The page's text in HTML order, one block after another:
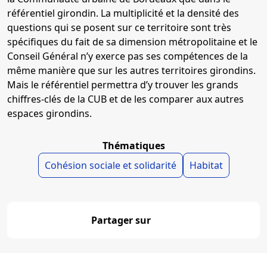
référentiel girondin. La multiplicité et la densité des
questions qui se posent sur ce territoire sont très
spécifiques du fait de sa dimension métropolitaine et le
Conseil Général n’y exerce pas ses compétences de la
même manière que sur les autres territoires girondins.
Mais le référentiel permettra d’y trouver les grands
chiffres-clés de la CUB et de les comparer aux autres
espaces girondins.
Thématiques
Cohésion sociale et solidarité
Habitat
Partager sur